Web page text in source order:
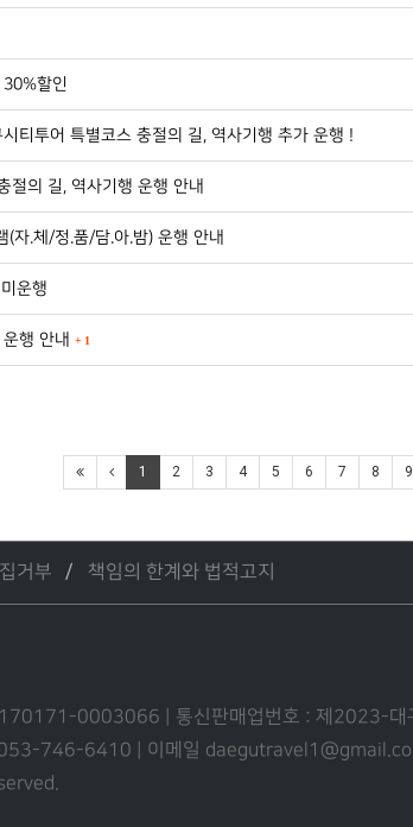
할인
티투어 특별코스 충절의 길, 역사기행 추가 운행 !
절의 길, 역사기행 운행 안내
자.체/정.품/담.아.밤) 운행 안내
운행
행 안내 + 1
1 2 3 4 5 6 7 8 9
거부 책임의 한계와 법적고지
0003066 | 통신판매업번호 : 제2023-대
746-6410 | 이메일